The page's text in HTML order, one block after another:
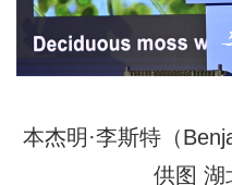
本杰明·李斯特（
供图 湖